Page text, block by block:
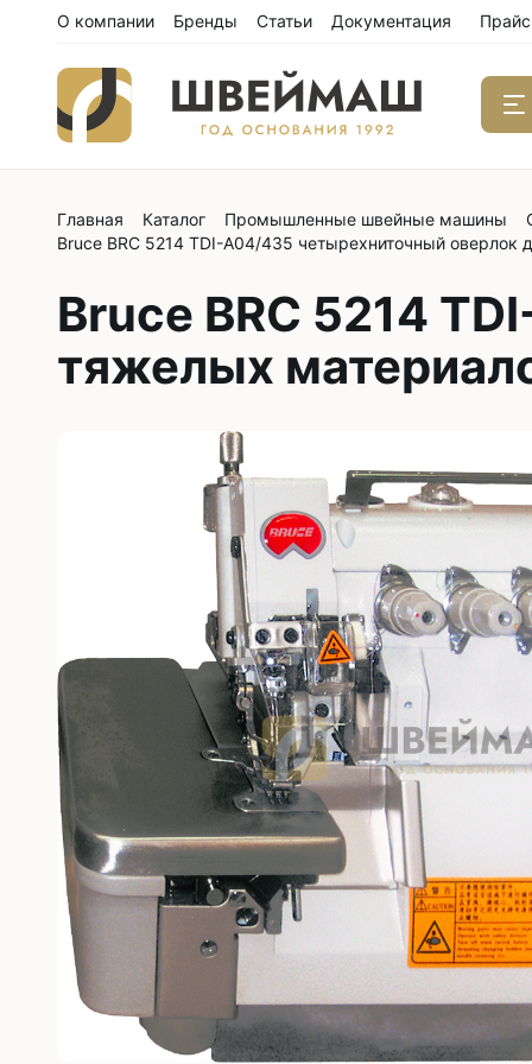
О компании Бренды Статьи Документация Прайс
С
С
С
С
С
стежка
Машины
Главная Каталог Промышленные швейные машины
Bruce BRC 5214 TDI-A04/435 четырехниточный оверлок
Bruce BRC 5214
тяжелых